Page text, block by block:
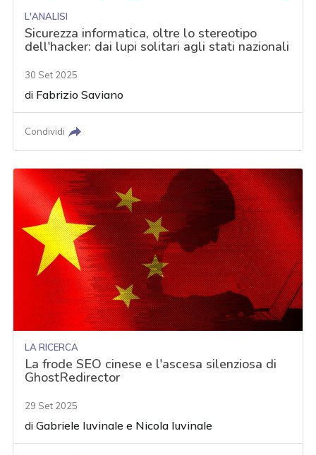
L'ANALISI
Sicurezza informatica, oltre lo stereotipo
dell'hacker: dai lupi solitari agli stati nazionali
30 Set 2025
di Fabrizio Saviano
Condividi
LA RICERCA
La frode SEO cinese e l'ascesa silenziosa di
GhostRedirector
29 Set 2025
diGabriele Iuvinale e Nicola Iuvinale